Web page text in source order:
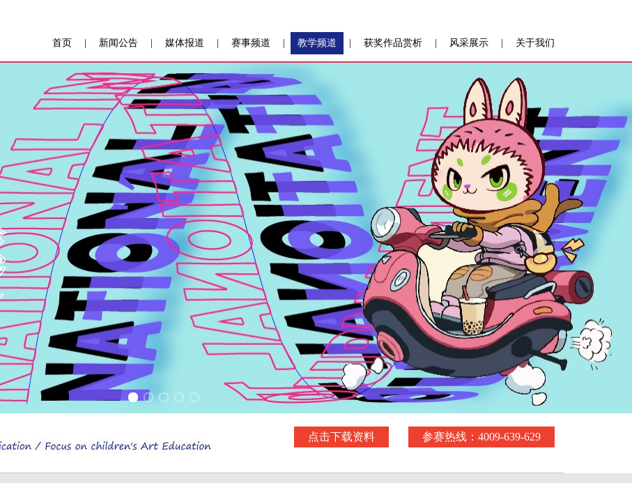
首页 新闻公告 媒体报道 赛事频道 教学频道 获奖作品赏析 风采展示 关于我们
点击下载资料 参赛热线：4009-639-629